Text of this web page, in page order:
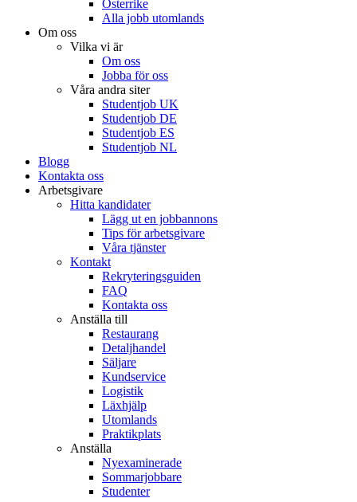
Österrike
Alla jobb utomlands
Om oss
Vilka vi är
Om oss
Jobba för oss
Våra andra siter
Studentjob UK
Studentjob DE
Studentjob ES
Studentjob NL
Blogg
Kontakta oss
Arbetsgivare
Hitta kandidater
Lägg ut en jobbannons
Tips för arbetsgivare
Våra tjänster
Kontakt
Rekryteringsguiden
FAQ
Kontakta oss
Anställa till
Restaurang
Detaljhandel
Säljare
Kundservice
Logistik
Läxhjälp
Utomlands
Praktikplats
Anställa
Nyexaminerade
Sommarjobbare
Studenter